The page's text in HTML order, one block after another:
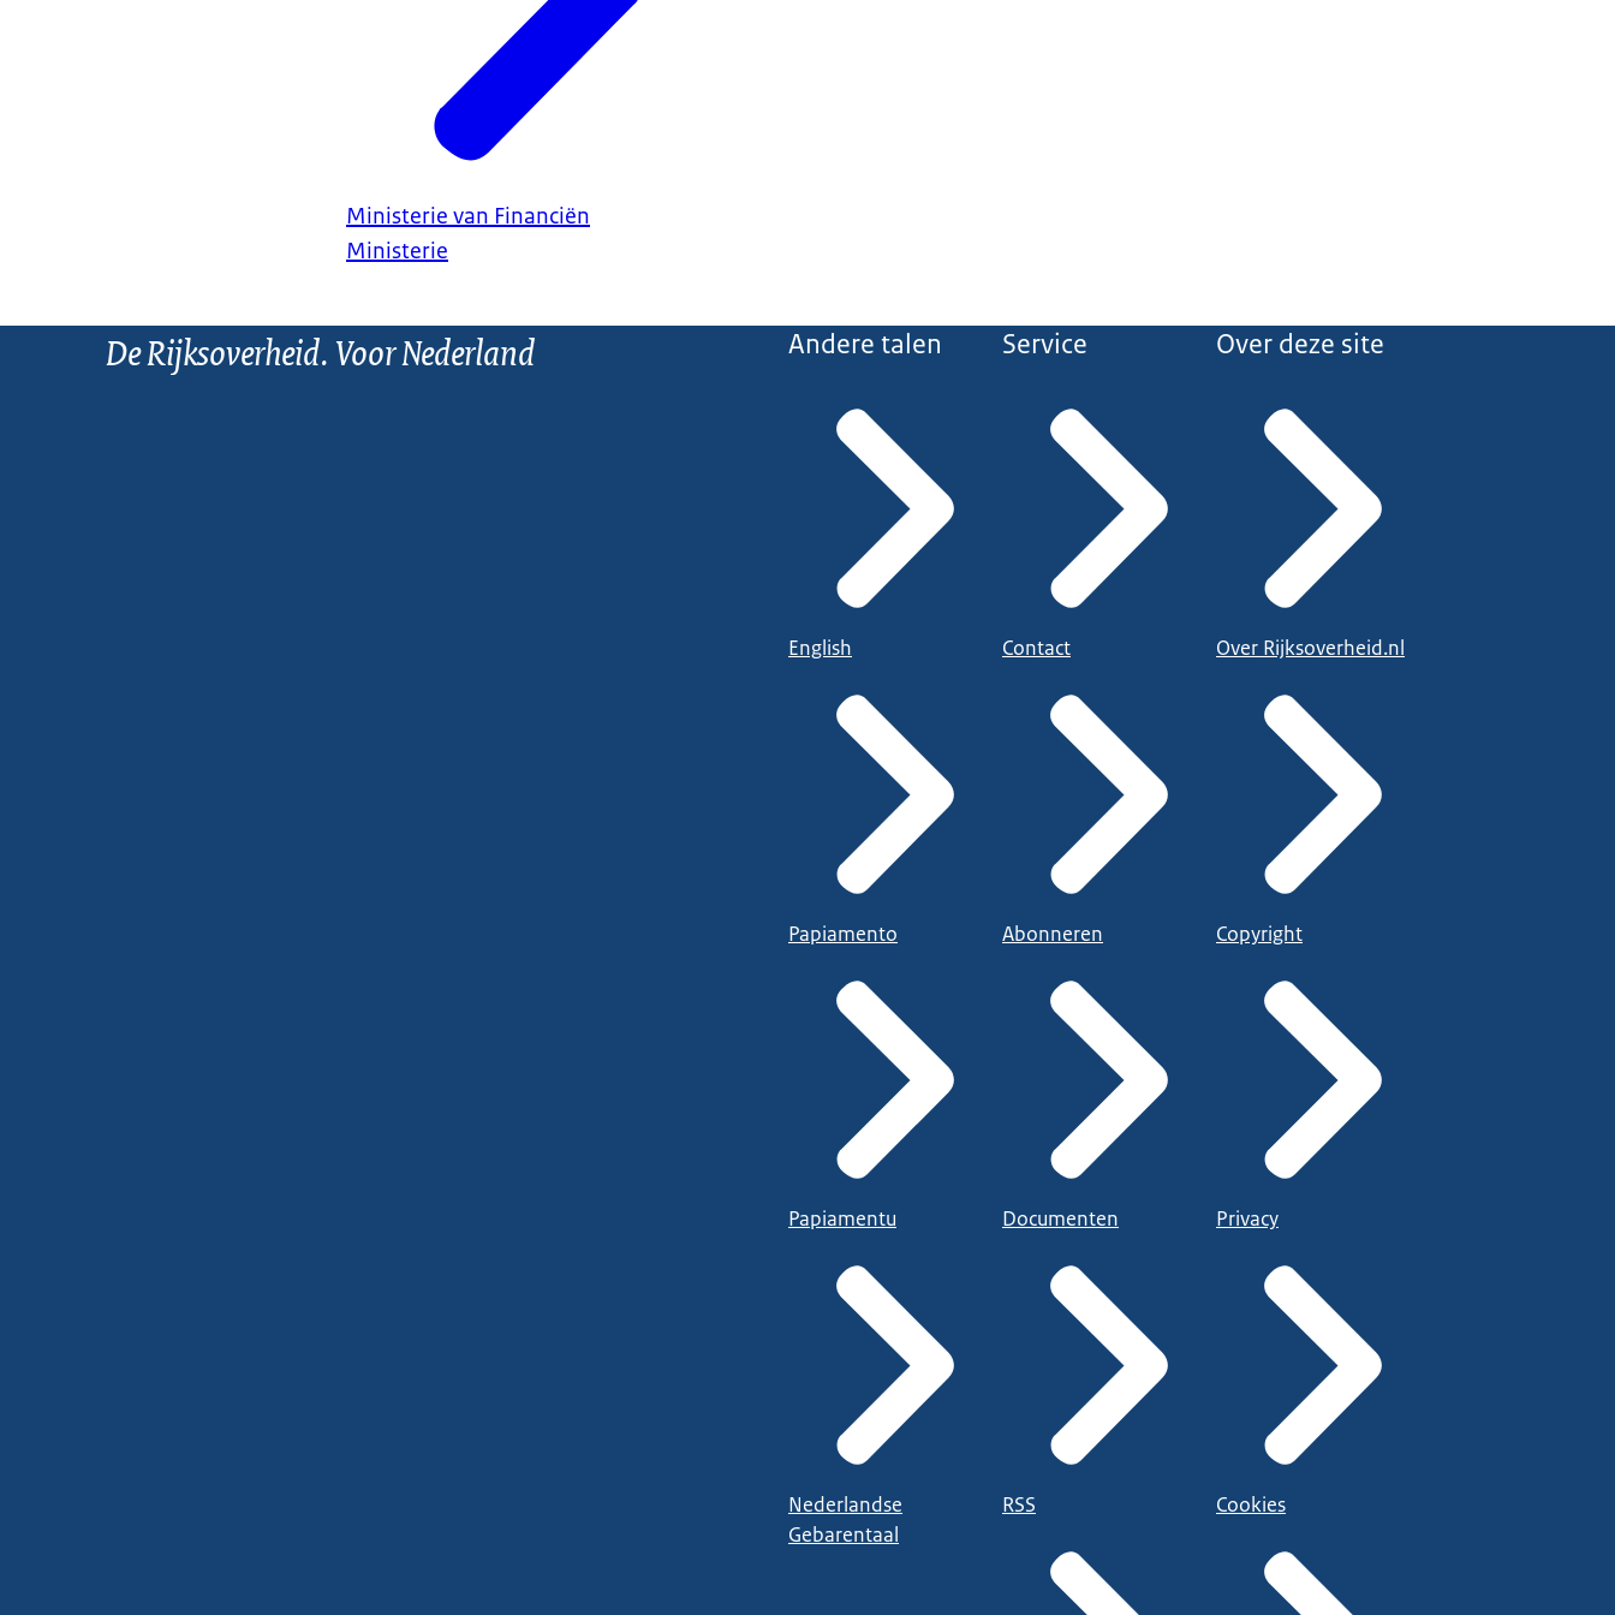
Ministerie van Financiën
Ministerie
De Rijksoverheid. Voor Nederland Andere talen
English
Papiamento
Papiamentu
Nederlandse
Gebarentaal
Service
Contact
Abonneren
Documenten
RSS
Over deze site
Over Rijksoverheid.nl
Copyright
Privacy
Cookies